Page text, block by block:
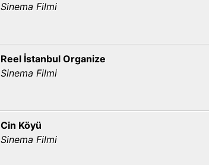
Sinema Filmi
Reel İstanbul Organize
Sinema Filmi
Cin Köyü
Sinema Filmi